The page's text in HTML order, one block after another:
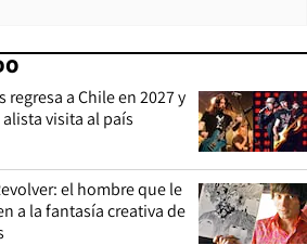
regresa a Chile en 2027 y
visita al país
el hombre que le
a la fantasía creativa de